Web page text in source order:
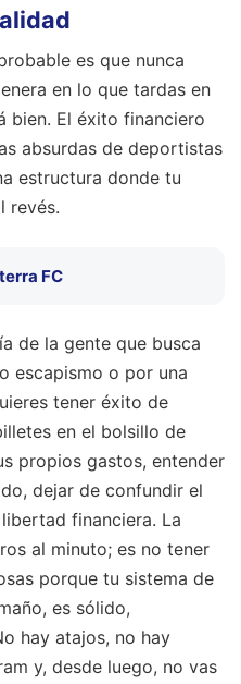
es que nunca
en lo que tardas en
bien. El éxito financiero
absurdas de deportistas
estructura donde tu
revés.
FC
de la gente que busca
escapismo o por una
tener éxito de
en el bolsillo de
propios gastos, entender
dejar de confundir el
financiera. La
al minuto; es no tener
porque tu sistema de
es sólido,
hay atajos, no hay
y, desde luego, no vas